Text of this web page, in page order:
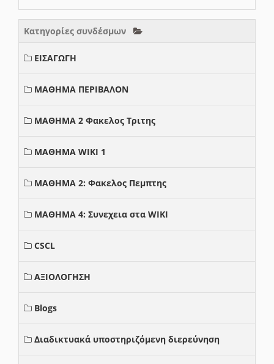
Κατηγορίες συνδέσμων
ΕΙΣΑΓΩΓΗ
ΜΑΘΗΜΑ ΠΕΡΙΒΑΛΟΝ
ΜΑΘΗΜΑ 2 Φακελος Τριτης
ΜΑΘΗΜΑ WIKI 1
ΜΑΘΗΜΑ 2: Φακελος Πεμπτης
ΜΑΘΗΜΑ 4: Συνεχεια στα WIKI
CSCL
ΑΞΙΟΛΟΓΗΣΗ
Blogs
Διαδικτυακά υποστηριζόμενη διερεύνηση